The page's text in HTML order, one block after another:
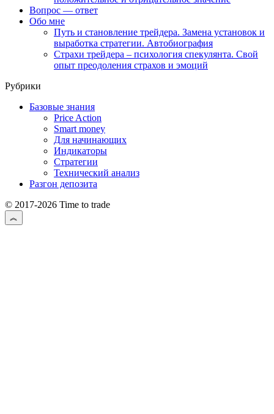
Вопрос — ответ
Обо мне
Путь и становление трейдера. Замена установок и
выработка стратегии. Автобиография
Страхи трейдера – психология спекулянта. Свой
опыт преодоления страхов и эмоций
Рубрики
Базовые знания
Price Action
Smart money
Для начинающих
Индикаторы
Стратегии
Технический анализ
Разгон депозита
© 2017-2026 Time to trade